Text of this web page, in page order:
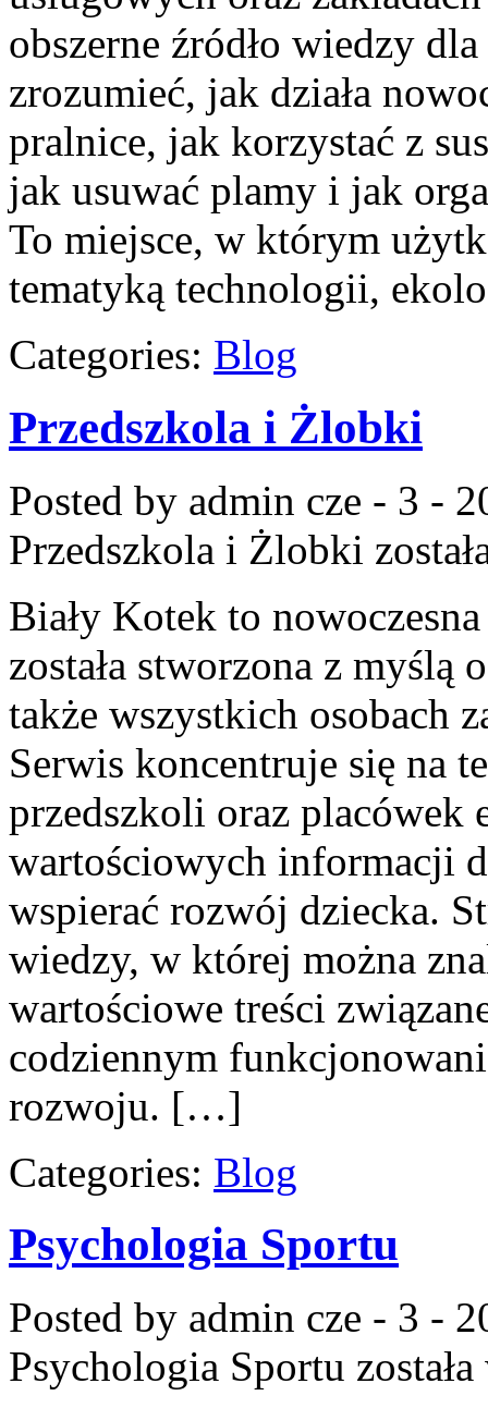
obszerne źródło wiedzy
zrozumieć, jak działa
pralnice, jak korzystać z
jak usuwać plamy i jak
To miejsce, w którym
tematyką technologii,
Categories: Blog
Przedszkola i Żlobki
Posted by admin cze - 3 -
Przedszkola i Żlobki
Biały Kotek to
została stworzona z myślą
także wszystkich osobach
Serwis koncentruje się na
przedszkoli oraz placówek
wartościowych informacji
wspierać rozwój dziecka.
wiedzy, w której można
wartościowe treści
codziennym
rozwoju. […]
Categories: Blog
Psychologia Sportu
Posted by admin cze - 3 -
Psychologia Sportu